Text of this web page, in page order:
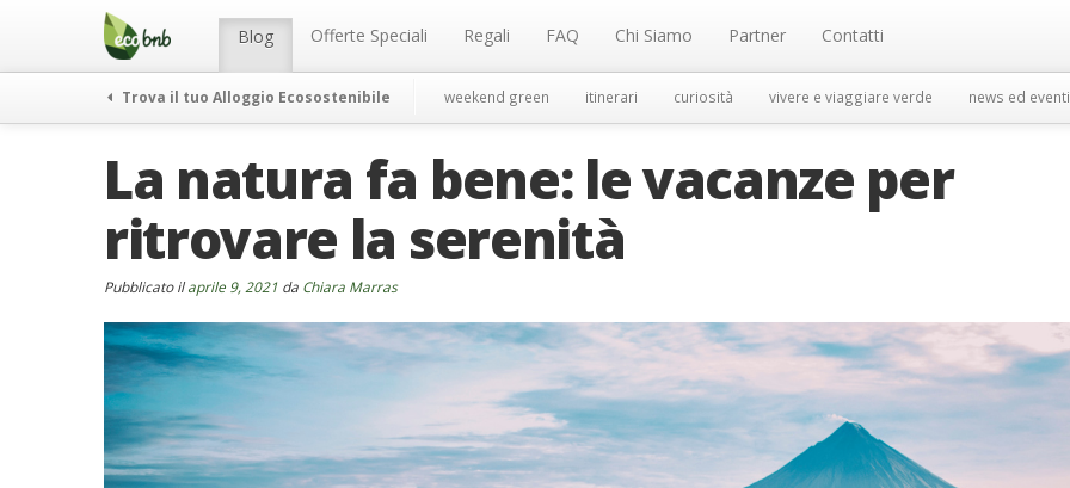
Menu Blog Offerte Speciali Regali FAQ Chi Siamo Partner Contatti
Trova il tuo Alloggio Ecosostenibile weekend green itinerari curiosità vivere e viaggiare verde news ed eventi
La natura fa bene: le vacanze per
ritrovare la serenità
Pubblicato ilaprile 9, 2021 da Chiara Marras